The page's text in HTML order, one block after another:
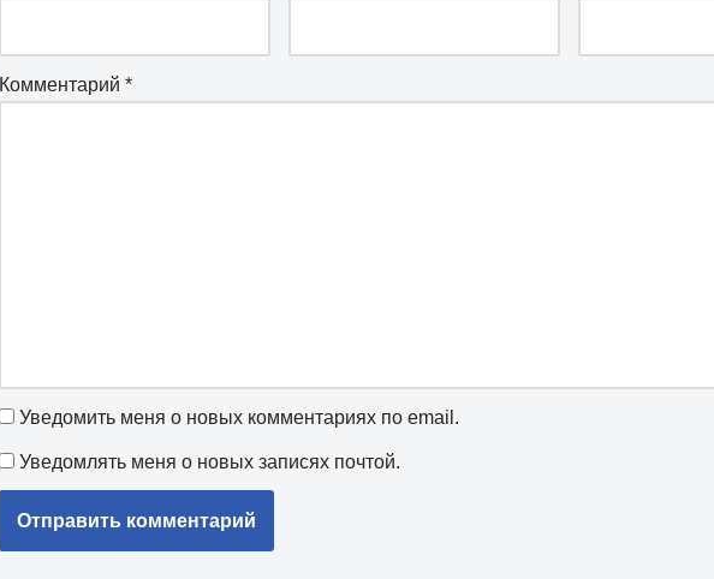
Комментарий *
Уведомить меня о новых комментариях по email.
Уведомлять меня о новых записях почтой.